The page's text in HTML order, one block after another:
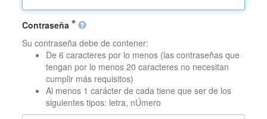
Contraseña
Su contraseña debe de contener:
De 6 caracteres por lo menos (las contraseñas que
tengan por lo menos 20 caracteres no necesitan
cumplir más requisitos)
Al menos 1 carácter de cada tiene que ser de los
siguientes tipos: letra, nÚmero